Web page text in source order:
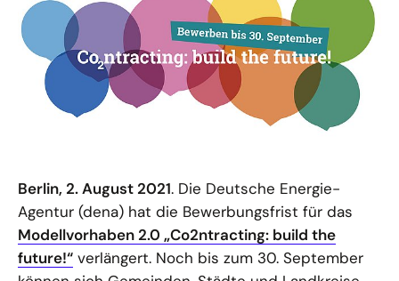
Berlin, 2. August 2021. Die Deutsche Energie-
Agentur (dena) hat die Bewerbungsfrist für das
Modellvorhaben 2.0 „Co2ntracting: build the
future!“ verlängert. Noch bis zum 30. September